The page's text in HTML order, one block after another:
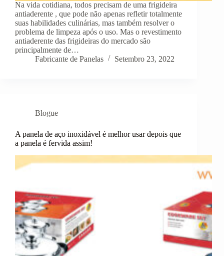
Na vida cotidiana, todos precisam de uma frigideira
antiaderente , que pode não apenas refletir totalmente
suas habilidades culinárias, mas também resolver o
problema de limpeza após o uso. Mas o revestimento
antiaderente das frigideiras do mercado são
principalmente de…
Fabricante de Panelas
Setembro 23, 2022
Blogue
A panela de aço inoxidável é melhor usar depois que
a panela é fervida assim!